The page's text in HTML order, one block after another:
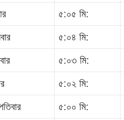
৫:০৫ মি:
৫:০৪ মি:
৫:০৩ মি:
৫:০২ মি:
৫:০০ মি: